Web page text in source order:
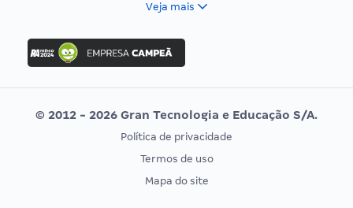
Concurso Ibama
Concurso MPU
Editais publicados
Vunesp
CONCURSOS POR PROFISSÃO
EXAME DE ORDEM
Veja mais
© 2012 - 2026 Gran Tecnologia e Educação S/A.
Política de privacidade
Termos de uso
Mapa do site